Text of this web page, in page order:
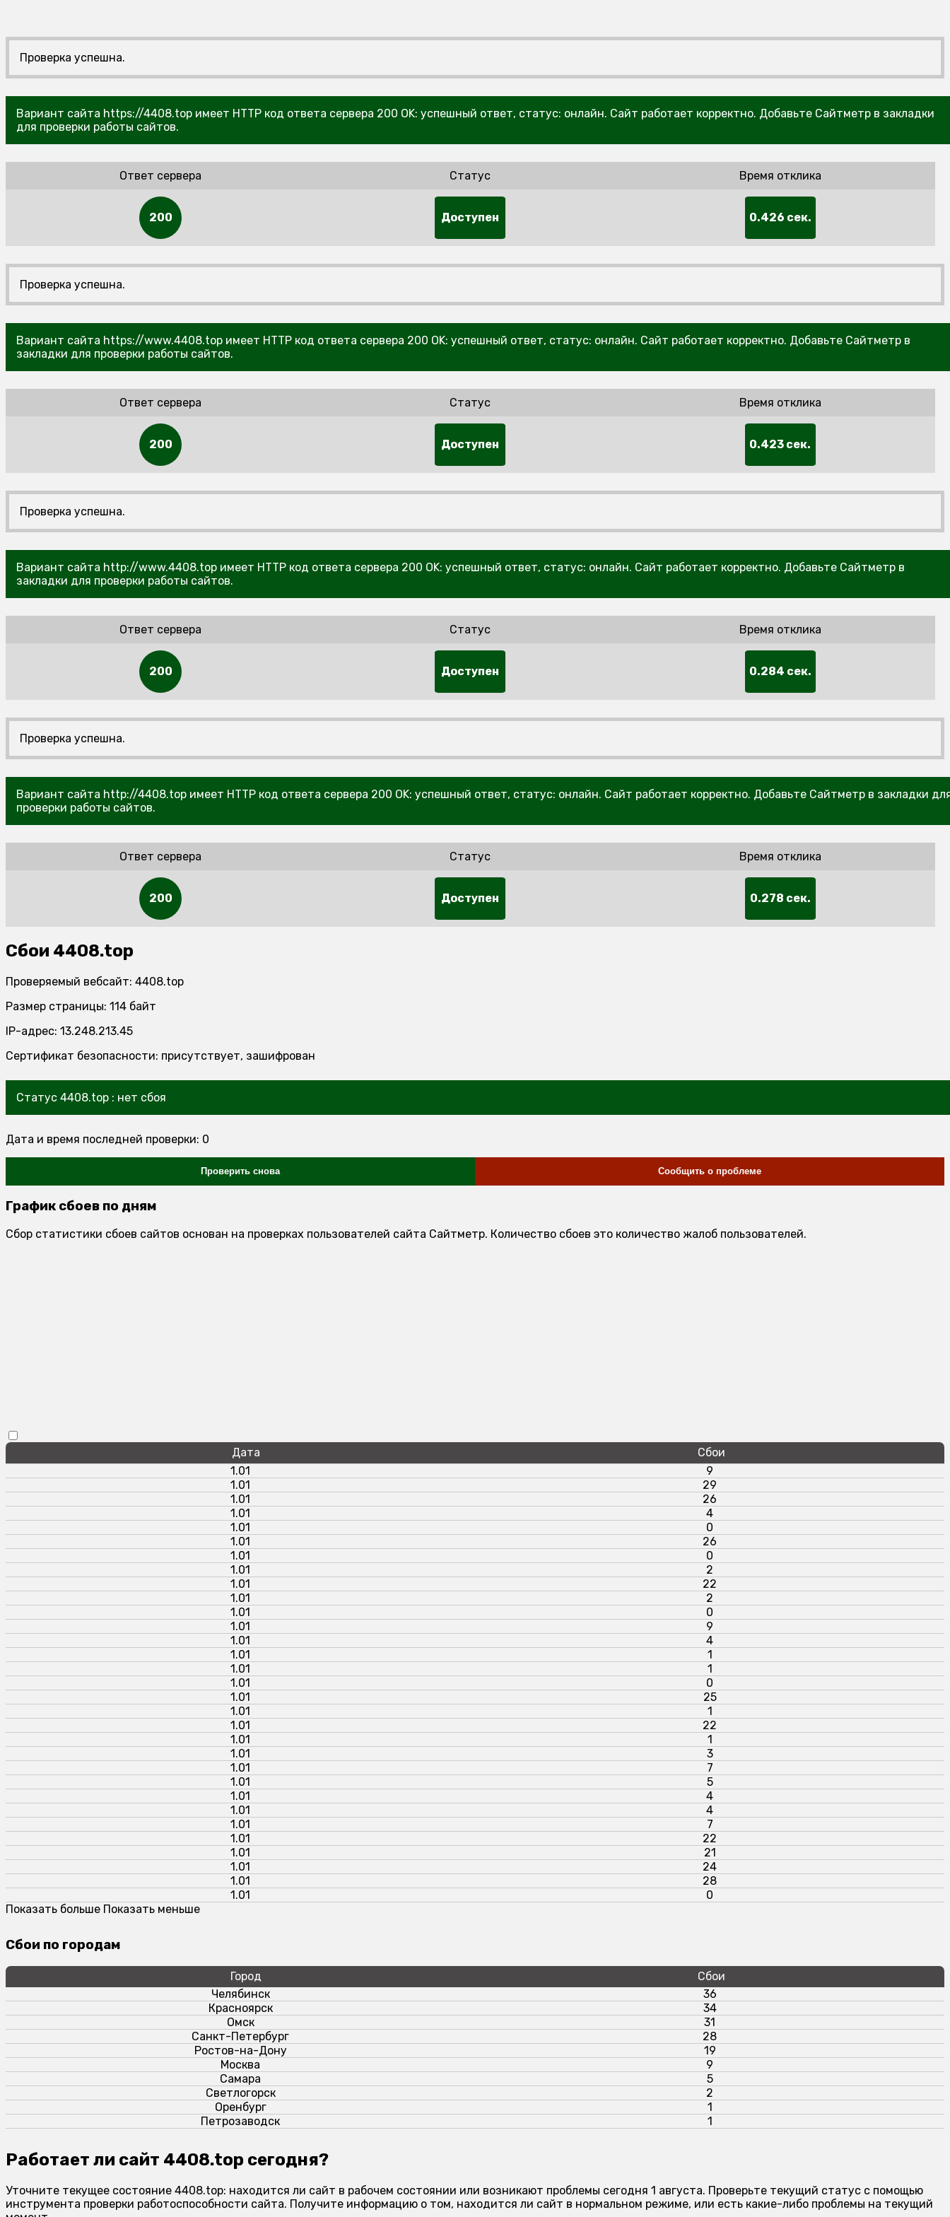
Проверка успешна.
Вариант сайта https://4408.top имеет HTTP код ответа сервера 200 OK: успешный ответ, статус: онлайн. Сайт работает корректно. Добавьте Сайтметр в закладки
для проверки работы сайтов.
Ответ сервера
200
Статус
Доступен
Время отклика
0.426 сек.
Проверка успешна.
Вариант сайта https://www.4408.top имеет HTTP код ответа сервера 200 OK: успешный ответ, статус: онлайн. Сайт работает корректно. Добавьте Сайтметр в
закладки для проверки работы сайтов.
Ответ сервера
200
Статус
Доступен
Время отклика
0.423 сек.
Проверка успешна.
Вариант сайта http://www.4408.top имеет HTTP код ответа сервера 200 OK: успешный ответ, статус: онлайн. Сайт работает корректно. Добавьте Сайтметр в
закладки для проверки работы сайтов.
Ответ сервера
200
Статус
Доступен
Время отклика
0.284 сек.
Проверка успешна.
Вариант сайта http://4408.top имеет HTTP код ответа сервера 200 OK: успешный ответ, статус: онлайн. Сайт работает корректно. Добавьте Сайтметр в закладки
проверки работы сайтов.
Ответ сервера
200
Статус
Доступен
Время отклика
0.278 сек.
Сбои 4408.top
Проверяемый вебсайт: 4408.top
Размер страницы: 114 байт
IP-адрес: 13.248.213.45
Сертификат безопасности: присутствует, зашифрован
Статус 4408.top : нет сбоя
Дата и время последней проверки: 0
Проверить снова Сообщить о проблеме
График сбоев по дням
Сбор статистики сбоев сайтов основан на проверках пользователей сайта Сайтметр. Количество сбоев это количество жалоб пользователей.
Дата
Сбои
1.01
9
1.01
29
1.01
26
1.01
4
1.01
0
1.01
26
1.01
0
1.01
2
1.01
22
1.01
2
1.01
0
1.01
9
1.01
4
1.01
1
1.01
1
1.01
0
1.01
25
1.01
1
1.01
22
1.01
1
1.01
3
1.01
7
1.01
5
1.01
4
1.01
4
1.01
7
1.01
22
1.01
21
1.01
24
1.01
28
1.01
0
Показать больше Показать меньше
Сбои по городам
Город
Сбои
Челябинск
36
Красноярск
34
Омск
31
Санкт-Петербург
28
Ростов-на-Дону
19
Москва
9
Самара
5
Светлогорск
2
Оренбург
1
Петрозаводск
1
Работает ли сайт 4408.top сегодня?
Уточните текущее состояние 4408.top: находится ли сайт в рабочем состоянии или возникают проблемы сегодня 1 августа. Проверьте текущий статус с помощью
инструмента проверки работоспособности сайта. Получите информацию о том, находится ли сайт в нормальном режиме, или есть какие-либо проблемы на текущий